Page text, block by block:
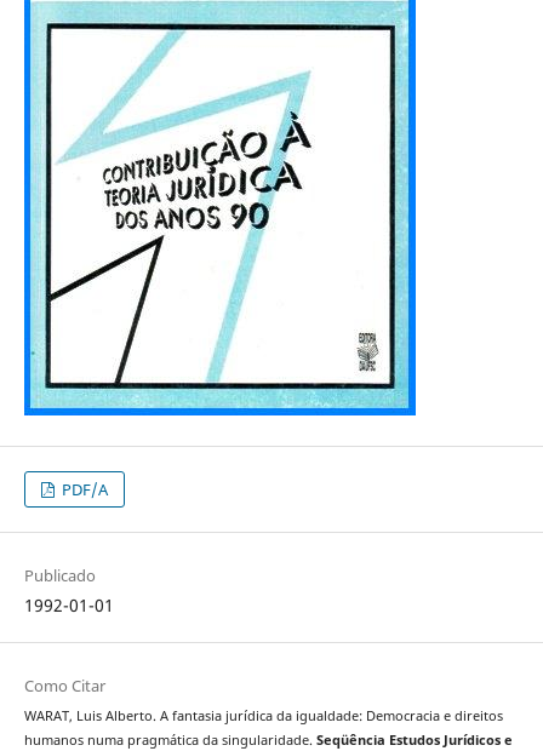
PDF/A
Publicado
1992-01-01
Como Citar
WARAT, Luis Alberto. A fantasia jurídica da igualdade: Democracia e direitos
humanos numa pragmática da singularidade. Seqüência Estudos Jurídicos e